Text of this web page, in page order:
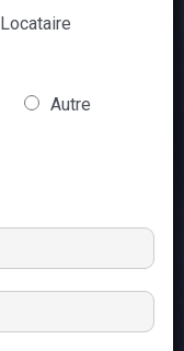
Locataire
Autre